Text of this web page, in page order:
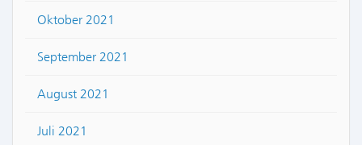
Oktober 2021
September 2021
August 2021
Juli 2021